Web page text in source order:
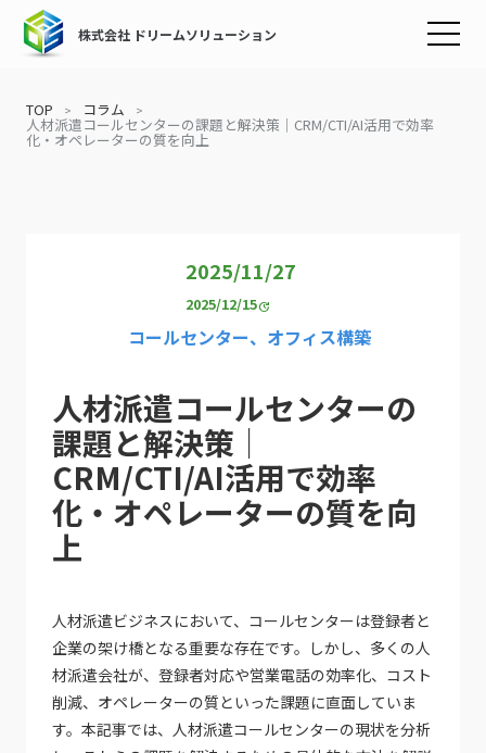
株式会社 ドリームソリューション
TOP コラム
人材派遣コールセンターの課題と解決策｜CRM/CTI/AI活用で効率
化・オペレーターの質を向上
2025/11/27
2025/12/15update
コールセンター、オフィス構築
人材派遣コールセンターの
課題と解決策｜
CRM/CTI/AI活用で効率
化・オペレーターの質を向
上
人材派遣ビジネスにおいて、コールセンターは登録者と
企業の架け橋となる重要な存在です。しかし、多くの人
材派遣会社が、登録者対応や営業電話の効率化、コスト
削減、オペレーターの質といった課題に直面していま
す。本記事では、人材派遣コールセンターの現状を分析